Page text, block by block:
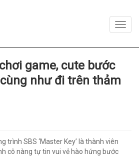
game, cute bước
như đi trên thảm
trình SBS ‘Master Key’ là thành viên
cô nàng tự tin vui vẻ hào hứng bước